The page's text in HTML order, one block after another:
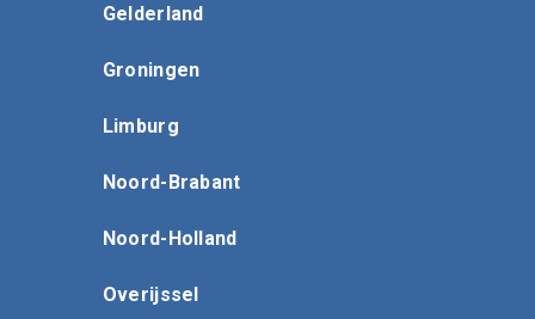
Gelderland
Groningen
Limburg
Noord-Brabant
Noord-Holland
Overijssel